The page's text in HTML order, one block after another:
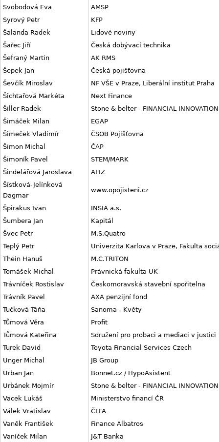
Svobodová Eva
AMSP
Syrový Petr
KFP
Šalanda Radek
Lidové noviny
Šařec Jiří
Česká dobývací technika
Šefraný Martin
AK RMS
Šepek Jan
Česká pojišťovna
Ševčík Miroslav
NF VŠE v Praze, Liberální institut Praha
Šichtařová Markéta
Next Finance
Šiller Radek
Stone & belter - FINANCIAL INNOVATION
Šimáček Milan
EGAP
Šimeček Vladimír
ČSOB Pojišťovna
Šimon Michal
ČAP
Šimoník Pavel
STEM/MARK
Šindelářová Jaroslava
AFIZ
Šístková-Jelínková
Dagmar
www.opojisteni.cz
Špirakus Ivan
INSIA a.s.
Šumbera Jan
Kapitál
Švec Petr
M.S.Quatro
Teplý Petr
Univerzita Karlova v Praze, Fakulta
Thein Hanuš
M.C.TRITON
Tomášek Michal
Právnická fakulta UK
Trávníček Rostislav
Českomoravská stavební spořitelna
Trávník Pavel
AXA penzijní fond
Tučková Táňa
Sanoma - Květy
Tůmová Věra
Profit
Tůmová Kateřina
Sdružení pro probaci a mediaci v justici
Turek David
Toyota Financial Services Czech
Unger Michal
JB Group
Urban Jan
Bonnet.cz / HypoAsistent
Urbánek Mojmír
Stone & belter - FINANCIAL INNOVATION
Vacek Lukáš
Ministerstvo financí ČR
Válek Vratislav
ČLFA
Vaněk František
Finance Albatros
Vaníček Milan
J&T Banka